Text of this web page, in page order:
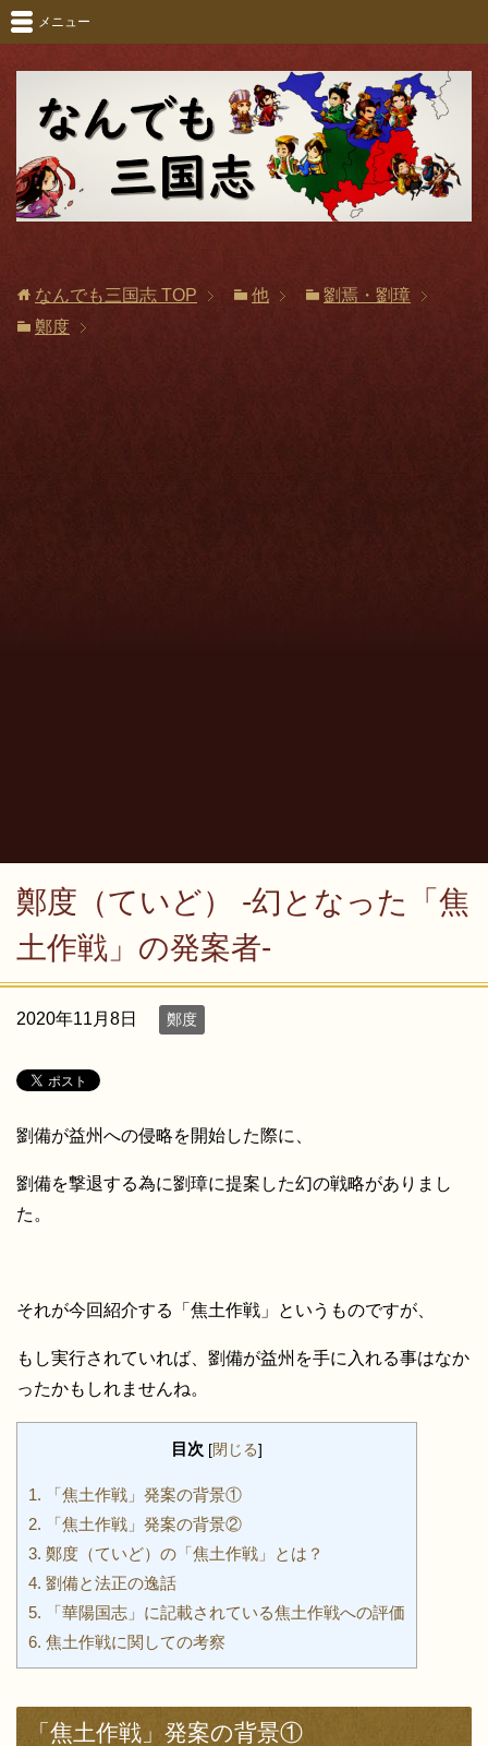
メニュー
なんでも三国志 TOP 他
劉焉・劉璋
鄭度
鄭度（ていど） -幻となった「焦
土作戦」の発案者-
2020年11月8日 鄭度
劉備が益州への侵略を開始した際に、
劉備を撃退する為に劉璋に提案した幻の戦略がありまし
た。
それが今回紹介する「焦土作戦」というものですが、
もし実行されていれば、劉備が益州を手に入れる事はなか
ったかもしれませんね。
目次 [閉じる]
1. 「焦土作戦」発案の背景①
2. 「焦土作戦」発案の背景②
3. 鄭度（ていど）の「焦土作戦」とは？
4. 劉備と法正の逸話
5. 「華陽国志」に記載されている焦土作戦への評価
6. 焦土作戦に関しての考察
「焦土作戦」発案の背景①